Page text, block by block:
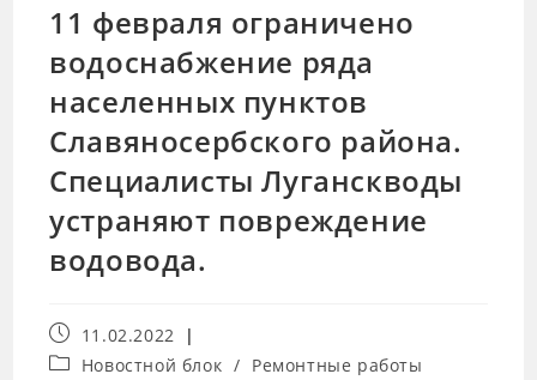
11 февраля ограничено
водоснабжение ряда
населенных пунктов
Славяносербского района.
Специалисты Луганскводы
устраняют повреждение
водовода.
11.02.2022
Новостной блок / Ремонтные работы